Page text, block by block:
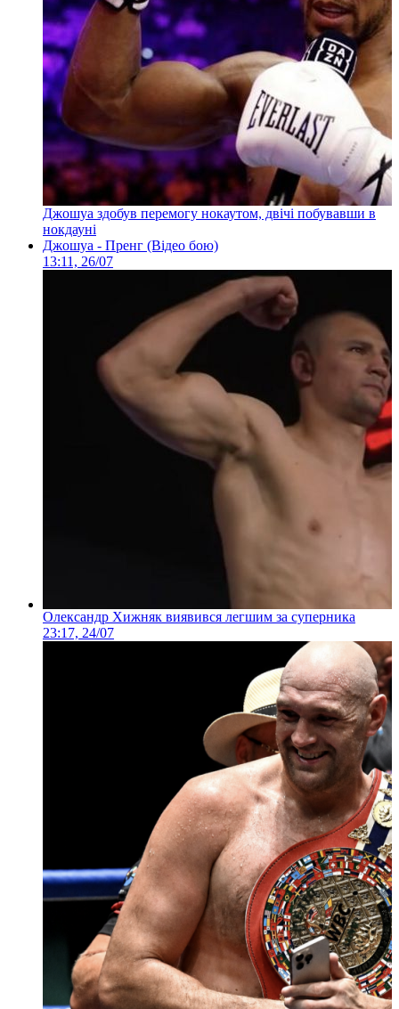
Джошуа здобув перемогу нокаутом, двічі побувавши в
нокдауні
Джошуа - Пренг (Відео бою)
13:11, 26/07
Олександр Хижняк виявився легшим за суперника
23:17, 24/07